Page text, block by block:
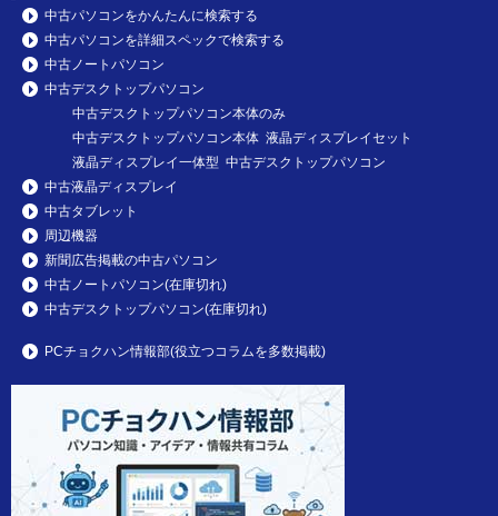
中古パソコンをかんたんに検索する
中古パソコンを詳細スペックで検索する
中古ノートパソコン
中古デスクトップパソコン
中古デスクトップパソコン本体のみ
中古デスクトップパソコン本体 液晶ディスプレイセット
液晶ディスプレイ一体型 中古デスクトップパソコン
中古液晶ディスプレイ
中古タブレット
周辺機器
新聞広告掲載の中古パソコン
中古ノートパソコン(在庫切れ)
中古デスクトップパソコン(在庫切れ)
PCチョクハン情報部(役立つコラムを多数掲載)